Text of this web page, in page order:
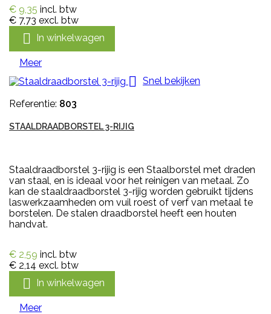
€ 9,35 incl. btw
€ 7,73 excl. btw
 In winkelwagen
Meer
 Snel bekijken
Referentie: 803
STAALDRAADBORSTEL 3-RIJIG
Staaldraadborstel 3-rijig is een Staalborstel met draden
van staal, en is ideaal voor het reinigen van metaal. Zo
kan de staaldraadborstel 3-rijig worden gebruikt tijdens
laswerkzaamheden om vuil roest of verf van metaal te
borstelen. De stalen draadborstel heeft een houten
handvat.
€ 2,59 incl. btw
€ 2,14 excl. btw
 In winkelwagen
Meer